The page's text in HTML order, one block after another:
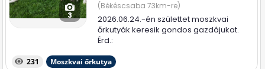
3
(Békéscsaba 73km-re)
2026.06.24.-én születtet moszkvai
őrkutyák keresik gondos gazdájukat.
Érd.:
231 Moszkvai őrkutya